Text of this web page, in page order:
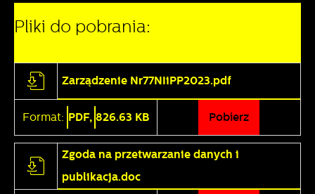
Pliki do pobrania:
Zarządzenie Nr77NIiPP2023.pdf
Format: PDF, 826.63 KB Pobierz
Zgoda na przetwarzanie danych i
publikacja.doc